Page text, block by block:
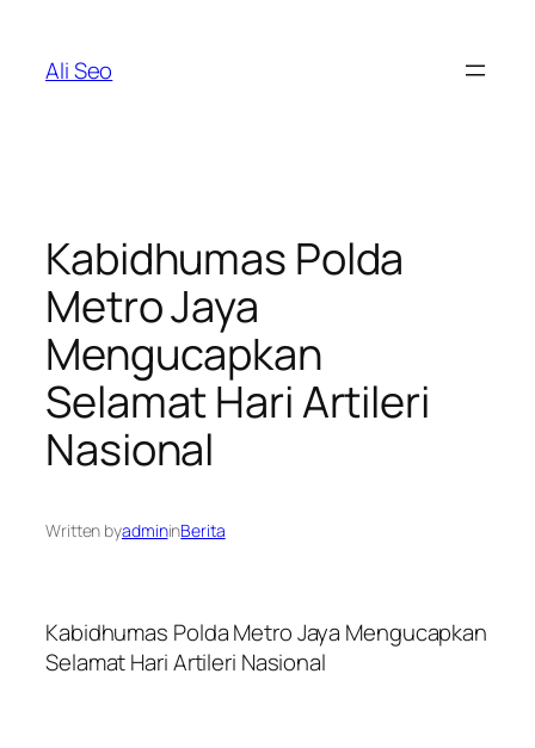
content
Ali Seo
Kabidhumas Polda
Metro Jaya
Mengucapkan
Selamat Hari Artileri
Nasional
Written byadmininBerita
Kabidhumas Polda Metro Jaya Mengucapkan
Selamat Hari Artileri Nasional